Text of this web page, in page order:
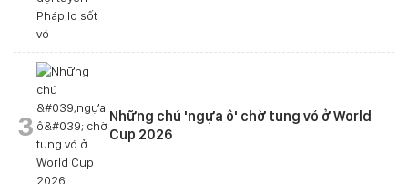
3
Những chú 'ngựa ô' chờ tung vó ở World
Cup 2026